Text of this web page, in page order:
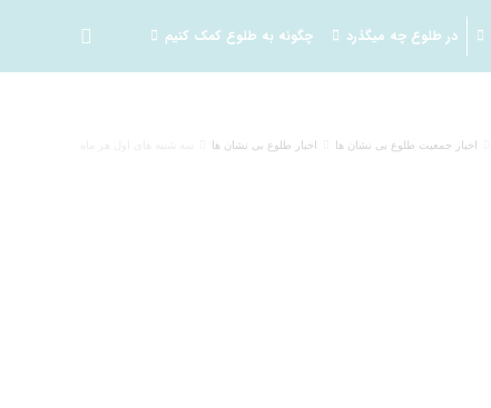
در طلوع چه میگذرد چگونه به طلوع کمک کنیم
اخبار جمعیت طلوع بی نشان ها اخبار طلوع بی نشان ها